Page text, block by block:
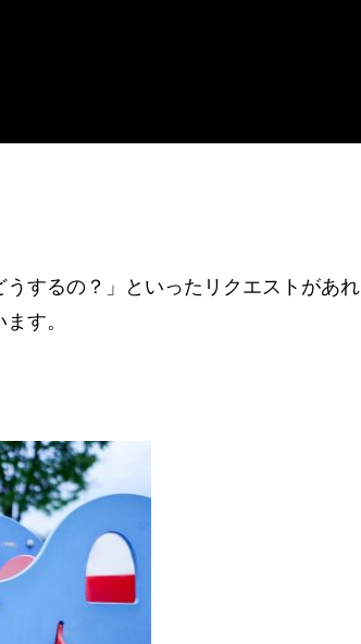
するの？」といったリクエストがあれ
す。